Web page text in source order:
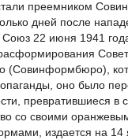
преемником
дней после
Союз 22 июня 1941
(Совинформбюро),
оно было
превратившиеся в
со своими
издается на 14